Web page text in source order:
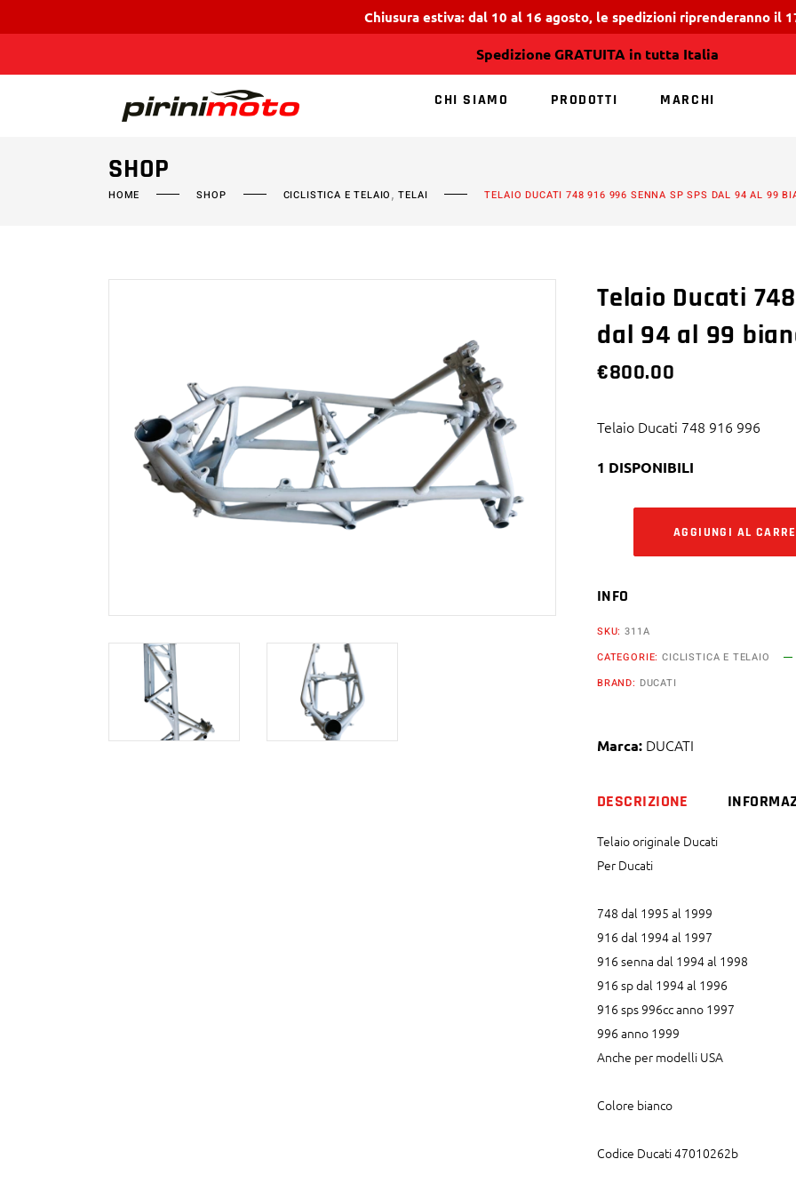
Chiusura estiva: dal 10 al 16 agosto, le spedizioni riprenderanno il
Spedizione GRATUITA in tutta Italia
CHI SIAMO PRODOTTI MARCHI
SHOP
HOME SHOP CICLISTICA E TELAIO,TELAI TELAIO DUCATI 748 916 996 SENNA SP SPS DAL 94 AL 99
Telaio Ducati
dal 94 al 99
€800.00
Telaio Ducati 748 916 996
1 DISPONIBILI
AGGIUNGI AL
INFO
SKU:311A
CATEGORIE:CICLISTICA E TELAIO
BRAND: DUCATI
Marca: DUCATI
DESCRIZIONE
Telaio originale Ducati
Per Ducati
748 dal 1995 al 1999
916 dal 1994 al 1997
916 senna dal 1994 al 1998
916 sp dal 1994 al 1996
916 sps 996cc anno 1997
996 anno 1999
Anche per modelli USA
Colore bianco
Codice Ducati 47010262b